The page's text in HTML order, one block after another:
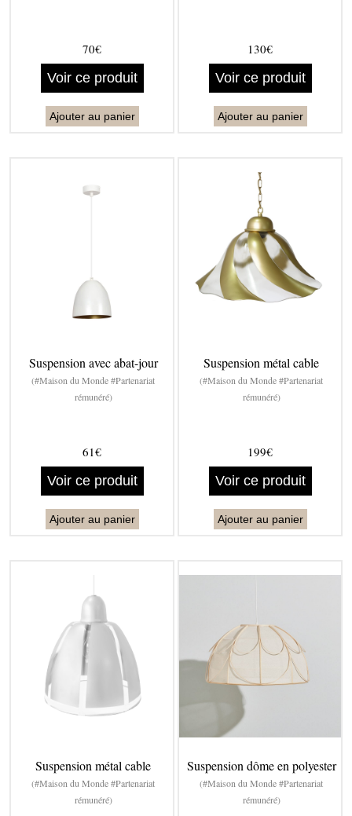
70€
Voir ce produit
Ajouter au panier
130€
Voir ce produit
Ajouter au panier
Suspension avec abat-jour
(#Maison du Monde #Partenariat
rémunéré)
61€
Voir ce produit
Ajouter au panier
Suspension métal cable
(#Maison du Monde #Partenariat
rémunéré)
199€
Voir ce produit
Ajouter au panier
Suspension métal cable
(#Maison du Monde #Partenariat
rémunéré)
Suspension dôme en polyester
(#Maison du Monde #Partenariat
rémunéré)